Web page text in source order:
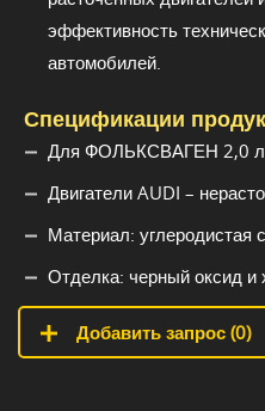
эффективность
автомобилей.
Спецификации
Для ФОЛЬКСВАГЕН 2,0 л.
Двигатели AUDI –
Материал: углеродистая
Отделка: черный оксид и
Добавить запрос (0)